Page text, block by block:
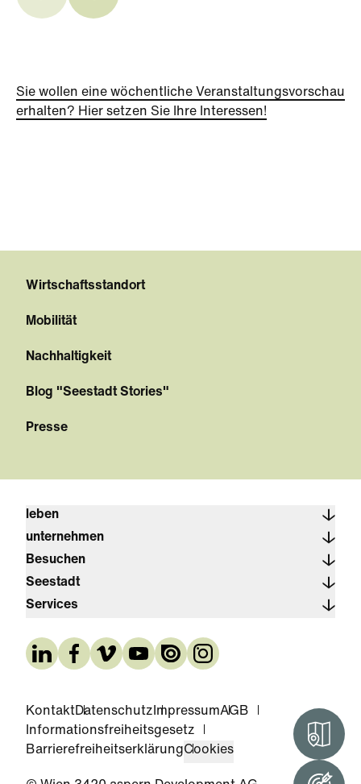
Sie wollen eine wöchentliche Veranstaltungsvorschau
erhalten? Hier setzen Sie Ihre Interessen!
Wirtschaftsstandort
Mobilität
Nachhaltigkeit
Blog "Seestadt Stories"
Presse
leben
unternehmen
Besuchen
Seestadt
Services
KontaktDatenschutz ImpressumAGB
Informationsfreiheitsgesetz
BarrierefreiheitserklärungCookies